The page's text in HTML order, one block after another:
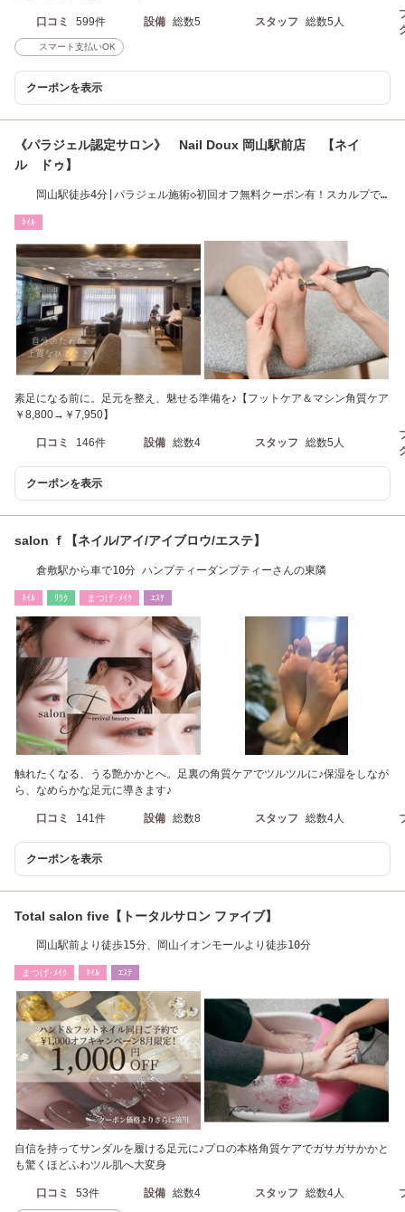
口コミ 599件 設備 総数5 スタッフ 総数5人
スマート支払いOK
クーポンを表示
《パラジェル認定サロン》 Nail Doux 岡山駅前店 【ネイ
ル ドゥ】
岡山駅徒歩4分|パラジェル施術◇初回オフ無料クーポン有！スカルプで
ﾈｲﾙ
素足になる前に。足元を整え、魅せる準備を♪【フットケア＆マシン角質ケア
￥8,800→￥7,950】
口コミ 146件 設備 総数4 スタッフ 総数5人
クーポンを表示
salon ｆ【ネイル/アイ/アイブロウ/エステ】
倉敷駅から車で10分 ハンプティーダンプティーさんの東隣
ﾈｲﾙ ﾘﾗｸ まつげ･ﾒｲｸ ｴｽﾃ
触れたくなる、うる艶かかとへ。足裏の角質ケアでツルツルに♪保湿をしなが
ら、なめらかな足元に導きます♪
口コミ 141件 設備 総数8 スタッフ 総数4人
クーポンを表示
Total salon five【トータルサロン ファイブ】
岡山駅前より徒歩15分、岡山イオンモールより徒歩10分
まつげ･ﾒｲｸ ﾈｲﾙ ｴｽﾃ
自信を持ってサンダルを履ける足元に♪プロの本格角質ケアでガサガサかかと
も驚くほどふわツル肌へ大変身
口コミ 53件 設備 総数4 スタッフ 総数4人